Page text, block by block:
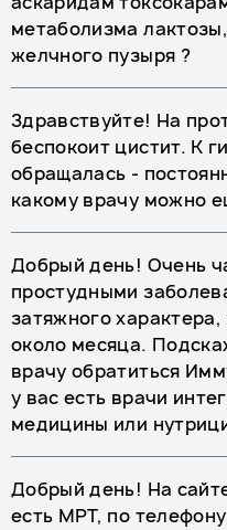
метаболизма
желчного пузыря ?
Здравствуйте! На
беспокоит цистит. К
обращалась -
какому врачу можно
Добрый день! Очень
простудными
затяжного
около месяца.
врачу обратиться
у вас есть врачи
медицины или
Добрый день! На
есть МРТ, по телефону